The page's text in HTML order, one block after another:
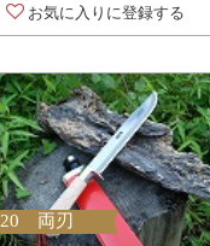
お気に入りに登録する
両刃